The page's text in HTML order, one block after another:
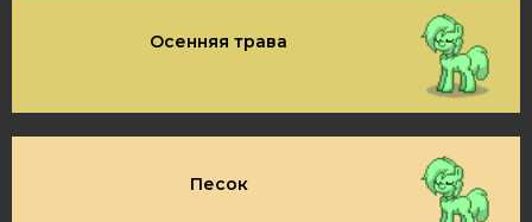
Осенняя трава
Песок